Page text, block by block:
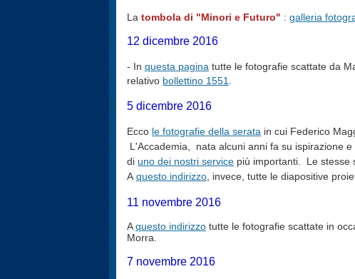
La tombola di "Minori e Futuro" : galleria
12 dicembre 2016
- In questa pagina tutte le fotografie scattate da
relativo bollettino 1551 .
5 dicembre 2016
Ecco le fotografie della serata in cui Federico
L'Accademia, nata alcuni anni fa su ispirazione
di uno dei nostri service più importanti. Le stesse
A questo indirizzo , invece, tutte le diapositive
11 novembre 2016
Aquesto indirizzo tutte le fotografie scattate in
Morra.
7 novembre 2016